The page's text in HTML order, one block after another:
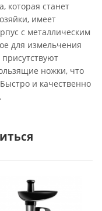
которая станет
имеет
с металлическим
для измельчения
ножки, что
и качественно